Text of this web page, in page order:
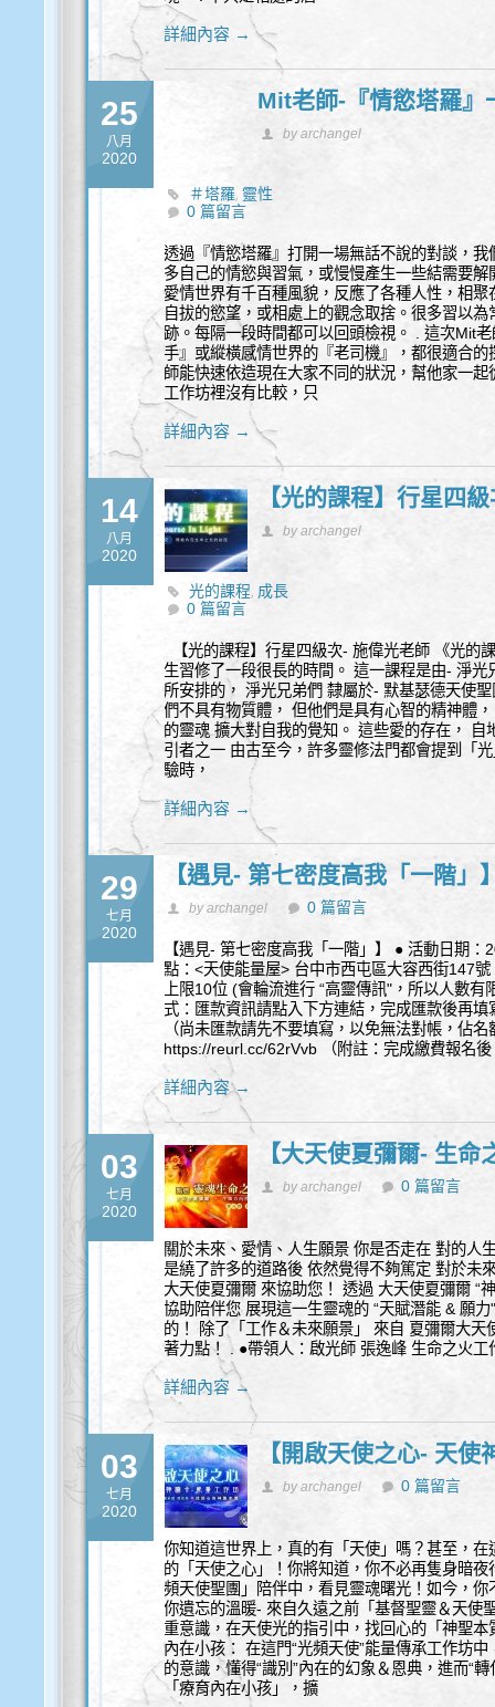
詳細內容 →
25
八月
2020
Mit老師-『情慾塔羅』
by archangel
＃塔羅, 靈性
0 篇留言
透過『情慾塔羅』打開一場無話不說的對談，
多自己的情慾與習氣，或慢慢產生一些結需要
愛情世界有千百種風貌，反應了各種人性，相
自拔的慾望，或相處上的觀念取捨。很多習以
跡。每隔一段時間都可以回頭檢視。 . 這次Mit
手』或縱橫感情世界的『老司機』，都很適合
師能快速依造現在大家不同的狀況，幫他家一
工作坊裡沒有比較，只
詳細內容 →
14
八月
2020
【光的課程】行星四
by archangel
光的課程, 成長
0 篇留言
【光的課程】行星四級次- 施偉光老師 《光的
生習修了一段很長的時間。 這一課程是由- 淨
所安排的， 淨光兄弟們 隸屬於- 默基瑟德天使
們不具有物質體， 但他們是具有心智的精神體
的靈魂 擴大對自我的覺知。 這些愛的存在，
引者之一 由古至今，許多靈修法門都會提到「
驗時，
詳細內容 →
29
七月
2020
【遇見- 第七密度高我「一階」
by archangel 0 篇留言
【遇見- 第七密度高我「一階」】 ● 活動日期
點：<天使能量屋> 台中市西屯區大容西街147
上限10位 (會輪流進行 “高靈傳訊"，所以人數
式：匯款資訊請點入下方連結，完成匯款後再
（尚未匯款請先不要填寫，以免無法對帳，佔
https://reurl.cc/62rVvb （附註：完成繳費報名
詳細內容 →
03
七月
2020
【大天使夏彌爾- 生
by archangel 0 篇留言
關於未來、愛情、人生願景 你是否走在 對的人
是繞了許多的道路後 依然覺得不夠篤定 對於未
大天使夏彌爾 來協助您！ 透過 大天使夏彌爾 “
協助陪伴您 展現這一生靈魂的 “天賦潛能 & 願
的！ 除了「工作＆未來願景」 來自 夏彌爾大
著力點！ . ●帶領人：啟光師 張逸峰 生命之火
詳細內容 →
03
七月
2020
【開啟天使之心- 天
by archangel 0 篇留言
你知道這世界上，真的有「天使」嗎？甚至，
的「天使之心」！你將知道，你不必再隻身暗
頻天使聖團」陪伴中，看見靈魂曙光！如今，
你遺忘的溫暖- 來自久遠之前「基督聖靈＆天使
重意識，在天使光的指引中，找回心的「神聖
內在小孩： 在這門“光頻天使”能量傳承工作坊
的意識，懂得“識別”內在的幻象＆恩典，進而“
「療育內在小孩」，擴